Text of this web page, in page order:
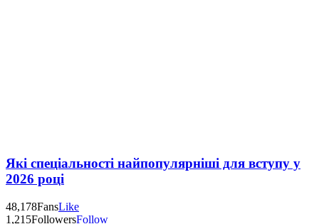
Які спеціальності найпопулярніші для вступу у
2026 році
48,178FansLike
1,215FollowersFollow